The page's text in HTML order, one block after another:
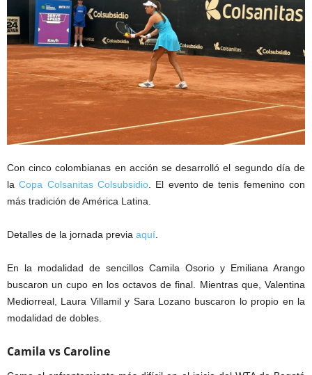
Con cinco colombianas en acción se desarrolló el segundo día de
laCopa Colsanitas Colsubsidio . El evento de tenis femenino con
más tradición de América Latina.
Detalles de la jornada previa aquí
En la modalidad de sencillos Camila Osorio y Emiliana Arango
buscaron un cupo en los octavos de final. Mientras que, Valentina
Mediorreal, Laura Villamil y Sara Lozano buscaron lo propio en la
modalidad de dobles.
Camila vs Caroline